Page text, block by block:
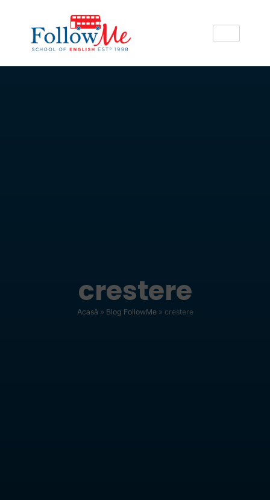
crestere
Acasă » Blog FollowMe» crestere